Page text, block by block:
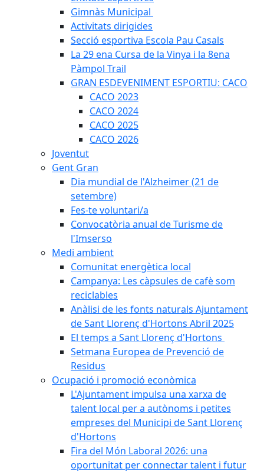
Gimnàs Municipal
Activitats dirigides
Secció esportiva Escola Pau Casals
La 29 ena Cursa de la Vinya i la 8ena
Pàmpol Trail
GRAN ESDEVENIMENT ESPORTIU: CACO
CACO 2023
CACO 2024
CACO 2025
CACO 2026
Joventut
Gent Gran
Dia mundial de l'Alzheimer (21 de
setembre)
Fes-te voluntari/a
Convocatòria anual de Turisme de
l'Imserso
Medi ambient
Comunitat energètica local
Campanya: Les càpsules de cafè som
reciclables
Anàlisi de les fonts naturals Ajuntament
de Sant Llorenç d'Hortons Abril 2025
El temps a Sant Llorenç d'Hortons
Setmana Europea de Prevenció de
Residus
Ocupació i promoció econòmica
L'Ajuntament impulsa una xarxa de
talent local per a autònoms i petites
empreses del Municipi de Sant Llorenç
d'Hortons
Fira del Món Laboral 2026: una
oportunitat per connectar talent i futur